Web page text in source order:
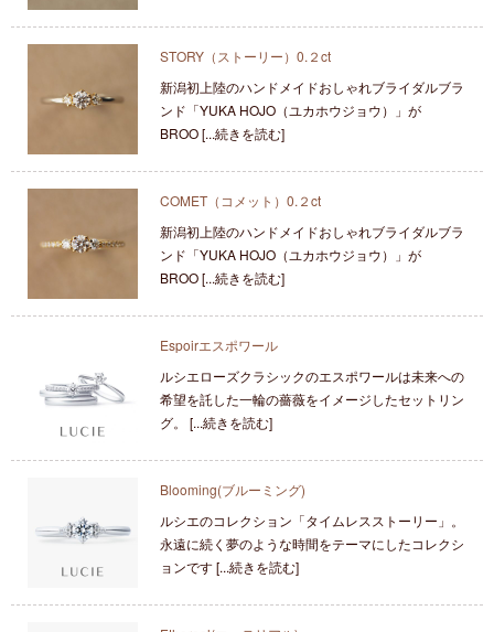
STORY（ストーリー）0.２ct
新潟初上陸のハンドメイドおしゃれブライダルブラ
ンド「YUKA HOJO（ユカホウジョウ）」が
BROO [...続きを読む]
COMET（コメット）0.２ct
新潟初上陸のハンドメイドおしゃれブライダルブラ
ンド「YUKA HOJO（ユカホウジョウ）」が
BROO [...続きを読む]
Espoirエスポワール
ルシエローズクラシックのエスポワールは未来への
希望を託した一輪の薔薇をイメージしたセットリン
グ。 [...続きを読む]
Blooming(ブルーミング)
ルシエのコレクション「タイムレスストーリー」。
永遠に続く夢のような時間をテーマにしたコレクシ
ョンです [...続きを読む]